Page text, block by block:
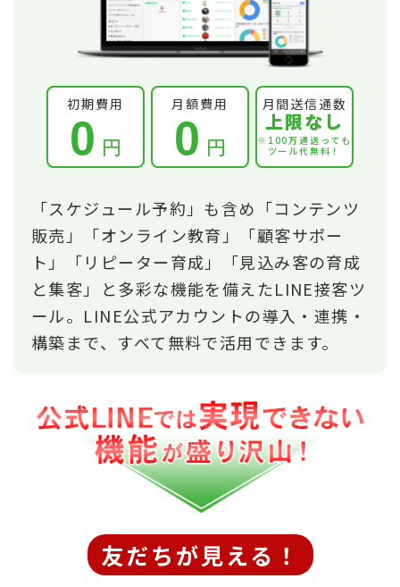
初期費用
0 円
月額費用
0 円
月間送信通数
上限なし
※100万通送っても
ツール代無料！
「スケジュール予約」も含め「コンテンツ
販売」「オンライン教育」「顧客サポー
ト」「リピーター育成」「見込み客の育成
と集客」と多彩な機能を備えたLINE接客ツ
ール。LINE公式アカウントの導入・連携・
構築まで、すべて無料で活用できます。
友だちが見える！